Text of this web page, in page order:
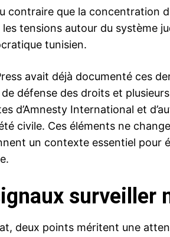
contraire que la concentration
tensions autour du système
tunisien.
avait déjà documenté ces
défense des droits et
d’Amnesty International et
civile. Ces éléments ne
un contexte essentiel
surveiller
deux points méritent une